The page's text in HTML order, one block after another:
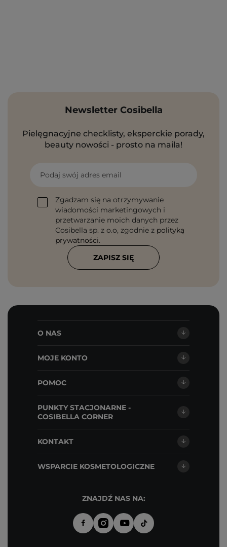
Newsletter Cosibella
Pielęgnacyjne checklisty, eksperckie porady,
beauty nowości - prosto na maila!
Podaj swój adres email
Zgadzam się na otrzymywanie
wiadomości marketingowych i
przetwarzanie moich danych przez
Cosibella sp. z o.o, zgodnie z polityką
prywatności.
ZAPISZ SIĘ
O NAS
MOJE KONTO
POMOC
PUNKTY STACJONARNE -
COSIBELLA CORNER
KONTAKT
WSPARCIE KOSMETOLOGICZNE
ZNAJDŹ NAS NA: